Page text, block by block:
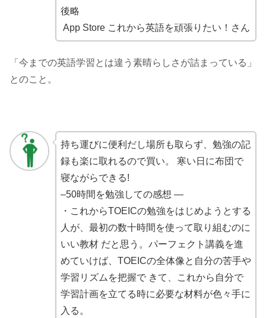
後略
App Store これから英語を頑張りたい！さん
「今までの英語学習とは違う素晴らしさが詰まっている」
とのこと。
持ち運びに便利だし場所も取らず、勉強の記
録も楽に取れるので買い。 寒い日に布団で
寝ながらできる!
–50時間を勉強しての感想 —
・これからTOEICの勉強をはじめようとする
人が、最初の数十時間を使って取り組むのに
いい教材 だと思う。パーフェクト講義を進
めていけば、TOEICの全体像と自分の苦手や
学習リズムを把握で きて、これから自分で
学習計画を立てる時に必要な材料が色々手に
入る。